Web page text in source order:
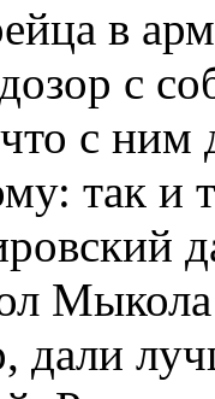
в
с
с ним
так и
дали